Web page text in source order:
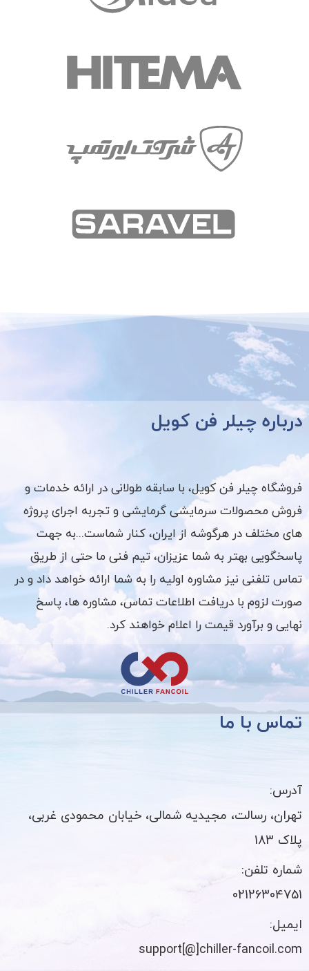
درباره چیلر فن کویل
فروشگاه چیلر فن کویل، با سابقه طولانی در ارائه خدمات و
فروش محصولات سرمایشی گرمایشی و تجربه اجرای پروژه
های مختلف در هرگوشه از ایران، کنار شماست...به جهت
پاسخگویی بهتر به شما عزیزان، تیم فنی ما حتی از طریق
تماس تلفنی نیز مشاوره اولیه را به شما ارائه خواهد داد و در
صورت لزوم با دریافت اطلاعات تماس، مشاوره ها، پاسخ
نهایی و برآورد قیمت را اعلام خواهند کرد.
تماس با ما
آدرس:
تهران، رسالت، مجیدیه شمالی، خیابان محمودی غربی،
پلاک 183
شماره تلفن:
02126304751
ایمیل:
support[@]chiller-fancoil.com